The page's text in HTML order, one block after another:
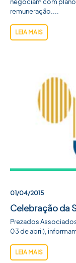
remuneração....
LEIA MAIS
01/04/2015
Celebração da
Prezados
03 de abril),
LEIA MAIS